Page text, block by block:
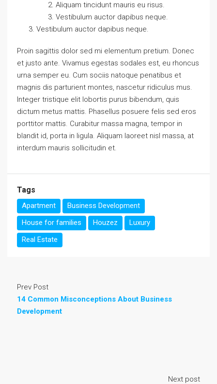
Aliquam tincidunt mauris eu risus.
Vestibulum auctor dapibus neque.
Vestibulum auctor dapibus neque.
Proin sagittis dolor sed mi elementum pretium. Donec
et justo ante. Vivamus egestas sodales est, eu rhoncus
urna semper eu. Cum sociis natoque penatibus et
magnis dis parturient montes, nascetur ridiculus mus.
Integer tristique elit lobortis purus bibendum, quis
dictum metus mattis. Phasellus posuere felis sed eros
porttitor mattis. Curabitur massa magna, tempor in
blandit id, porta in ligula. Aliquam laoreet nisl massa, at
interdum mauris sollicitudin et.
Tags
Apartment
Business Development
House for families
Houzez
Luxury
Real Estate
Prev Post
14 Common Misconceptions About Business
Development
Next post